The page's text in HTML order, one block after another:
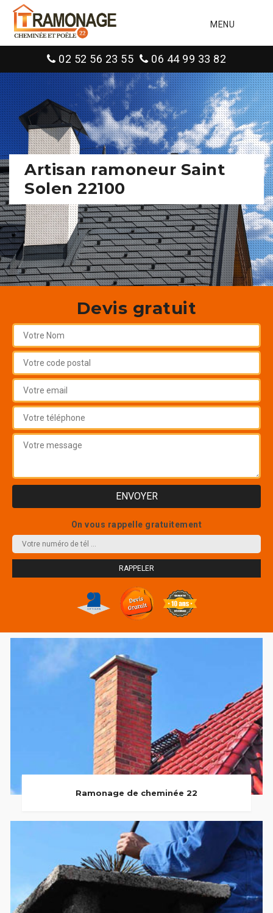
MENU
02 52 56 23 55 06 44 99 33 82
Artisan ramoneur Saint
Solen 22100
Devis gratuit
On vous rappelle gratuitement
Ramonage de cheminée 22